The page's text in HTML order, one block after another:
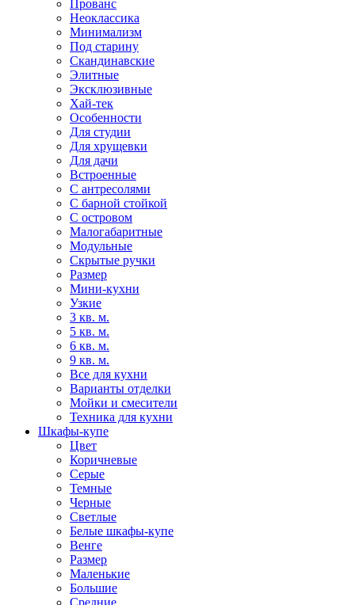
Прованс
Неоклассика
Минимализм
Под старину
Скандинавские
Элитные
Эксклюзивные
Хай-тек
Особенности
Для студии
Для хрущевки
Для дачи
Встроенные
С антресолями
С барной стойкой
С островом
Малогабаритные
Модульные
Скрытые ручки
Размер
Мини-кухни
Узкие
3 кв. м.
5 кв. м.
6 кв. м.
9 кв. м.
Все для кухни
Варианты отделки
Мойки и смесители
Техника для кухни
Шкафы-купе
Цвет
Коричневые
Серые
Темные
Черные
Светлые
Белые шкафы-купе
Венге
Размер
Маленькие
Большие
Средние